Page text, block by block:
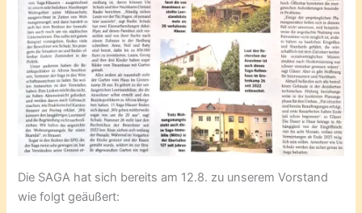
Die SAGA hat sich bereits am 12.8. zu unserem Vorstand
wie folgt geäußert: